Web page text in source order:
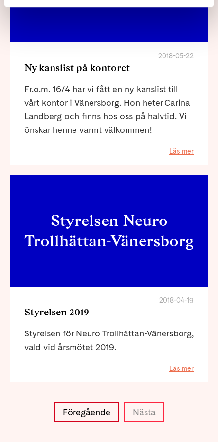
2018-05-22
Ny kanslist på kontoret
Fr.o.m. 16/4 har vi fått en ny kanslist till
vårt kontor i Vänersborg. Hon heter Carina
Landberg och finns hos oss på halvtid. Vi
önskar henne varmt välkommen!
Läs mer
Styrelsen Neuro
Trollhättan-Vänersborg
2018-04-19
Styrelsen 2019
Styrelsen för Neuro Trollhättan-Vänersborg,
vald vid årsmötet 2019.
Läs mer
Föregående Nästa